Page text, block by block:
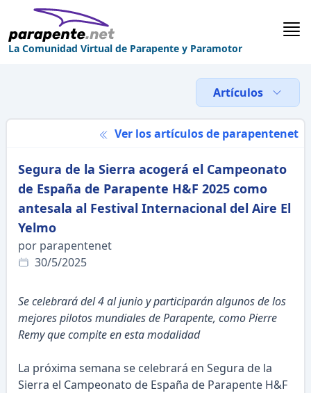
La Comunidad Virtual de Parapente y Paramotor
Artículos
Ver los artículos de parapentenet
Segura de la Sierra acogerá el Campeonato
de España de Parapente H&F 2025 como
antesala al Festival Internacional del Aire El
Yelmo
por parapentenet
30/5/2025
Se celebrará del 4 al junio y participarán algunos de los
mejores pilotos mundiales de Parapente, como Pierre
Remy que compite en esta modalidad
La próxima semana se celebrará en Segura de la
Sierra el Campeonato de España de Parapente H&F